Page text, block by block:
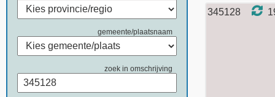
gemeente/plaatsnaam
zoek in omschrijving
345128